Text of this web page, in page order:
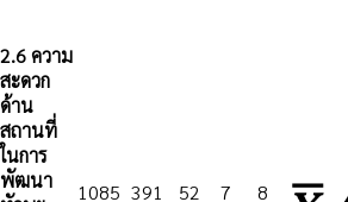
2.6 ความ
สะดวก
ด้าน
สถานที่
ในการ
พัฒนา
1085 391
52
7
8